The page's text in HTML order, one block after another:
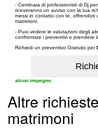
- Centinaia di professionisti di Dj
riceveranno un avviso con la tua
messi in contatto con te, offrendoti
matrimoni.
- Puoi vedere le valutazioni degli
confrontare i preventivi e prendere
Richiedi un preventivo Gratuito per
alcun impegno
Altre
matrimoni